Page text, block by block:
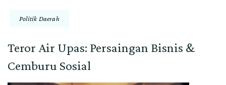
Politik Daerah
Teror Air Upas: Persaingan Bisnis &
Cemburu Sosial